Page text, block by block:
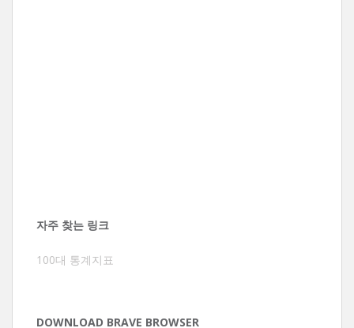
자주 찾는 링크
100대 통계지표
DOWNLOAD BRAVE BROWSER